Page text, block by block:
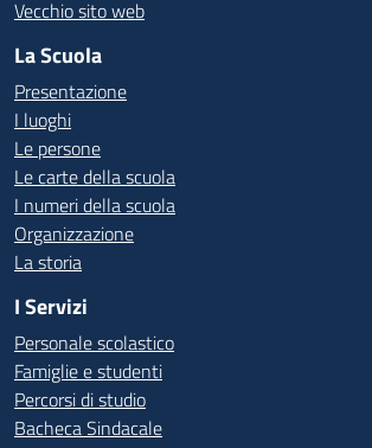
Vecchio sito web
La Scuola
Presentazione
I luoghi
Le persone
Le carte della scuola
I numeri della scuola
Organizzazione
La storia
I Servizi
Personale scolastico
Famiglie e studenti
Percorsi di studio
Bacheca Sindacale